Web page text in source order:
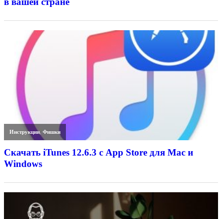
Инструкции,Фишки
Скачать iTunes 12.6.3 с App Store для Mac и
Windows